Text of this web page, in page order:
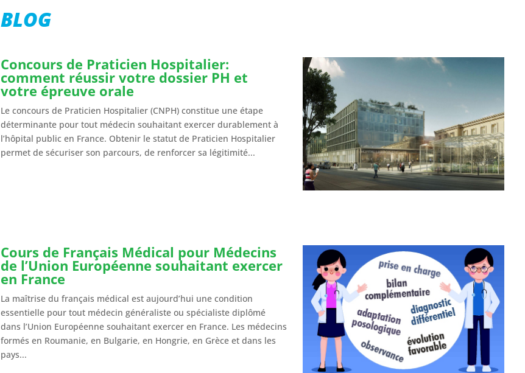
nouvelle vie. Nous recommandons fortement
Bora EGV Recruitment, car ils sont tout
professionnalisme a enlevé pas mal de poids
ainsi nous avons pu avancer encore plus
facilement et sans obstacle. Nous sommes
toujours en contact avec Zsuzsa et si nous
avons n’importe quelle question, elle est
toujours à notre disposition.
Nous la remercions beaucoup que nous avons
pu collaborer avec elle et nous souhaitons
leurs familles dans l’avenir aussi!
BLOG
Concours de Praticien Hospitalier:
comment réussir votre dossier PH et
votre épreuve orale
Le concours de Praticien Hospitalier (CNPH) constitue une étape
déterminante pour tout médecin souhaitant exercer durablement à
l’hôpital public en France. Obtenir le statut de Praticien Hospitalier
permet de sécuriser son parcours, de renforcer sa légitimité...
Cours de Français Médical pour Médecins
de l’Union Européenne souhaitant exercer
en France
La maîtrise du français médical est aujourd’hui une condition
essentielle pour tout médecin généraliste ou spécialiste diplômé
dans l’Union Européenne souhaitant exercer en France. Les médecins
formés en Roumanie, en Bulgarie, en Hongrie, en Grèce et dans les
pays...